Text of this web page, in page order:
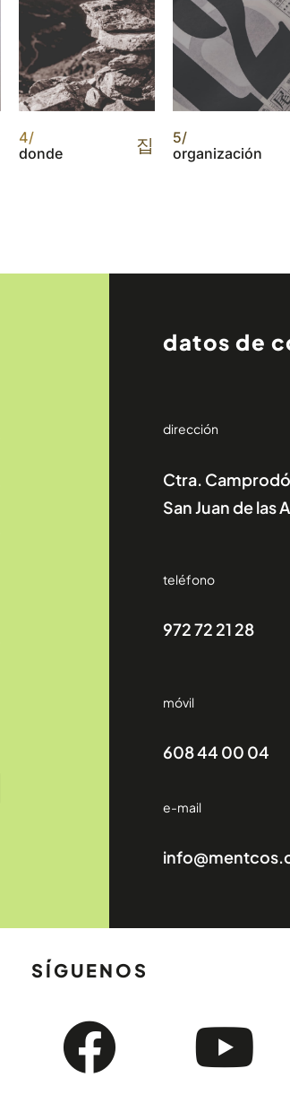
4/
donde
집
5/
organización
datos de
dirección
Ctra.
San Juan de las
teléfono
972 72 21 28
móvil
608 44 00 04
e-mail
SÍGUENOS